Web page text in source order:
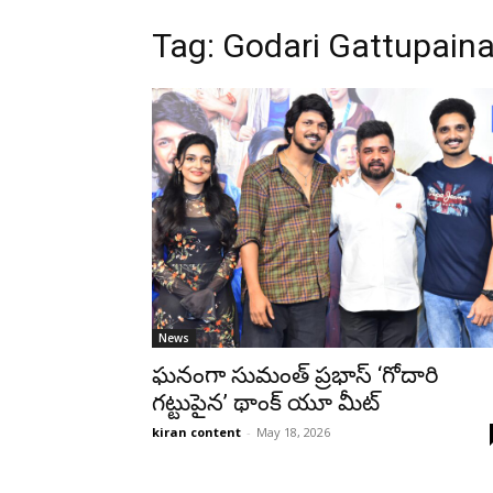
Tag: Godari
News
ఘనంగా సుమంత్ ప్రభాస్ ‘గోదారి
గట్టుపైన’ థాంక్ యూ మీట్
kiran content - May 18, 2026